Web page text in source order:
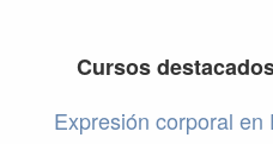
Cursos
Expresión corporal en